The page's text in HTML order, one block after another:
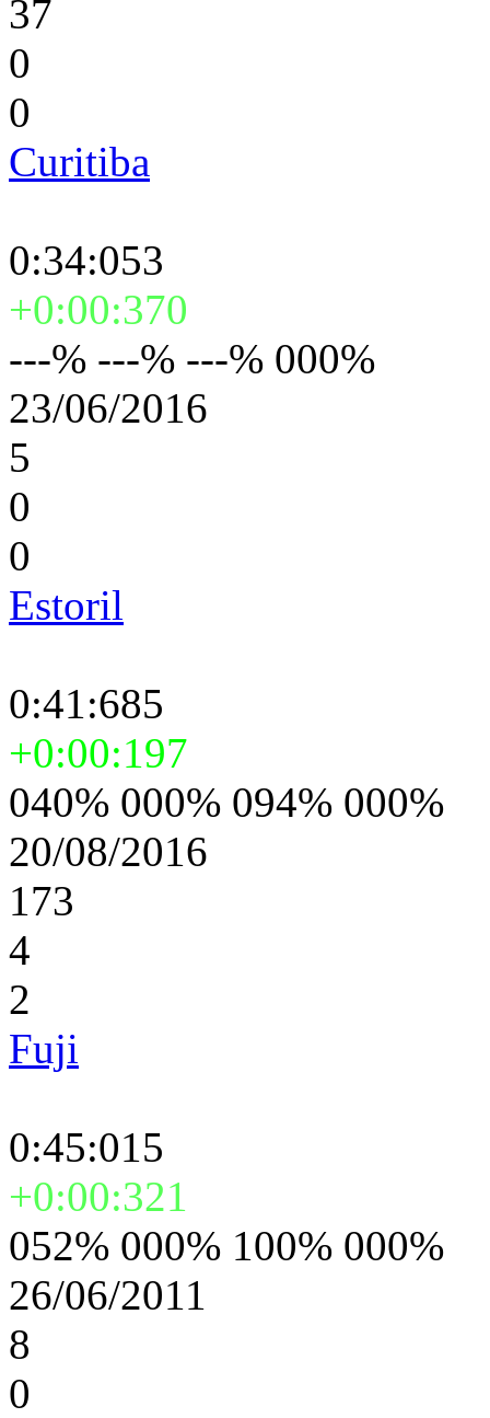
37
0
0
Curitiba
0:34:053
+0:00:370
---% ---% ---% 000%
23/06/2016
5
0
0
Estoril
0:41:685
+0:00:197
040% 000% 094% 000%
20/08/2016
173
4
2
Fuji
0:45:015
+0:00:321
052% 000% 100% 000%
26/06/2011
8
0